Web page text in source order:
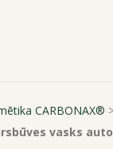
CARBONAX®
vasks auto